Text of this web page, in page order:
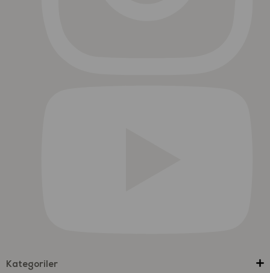
Kategoriler